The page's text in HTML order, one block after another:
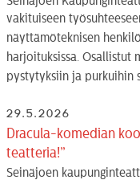
vakituiseen
näyttämöteknisen
harjoituksissa. Osallistut
pystytyksiin ja purkuihin
29.5.2026
Dracula-komedian
teatteria!”
Seinäjoen